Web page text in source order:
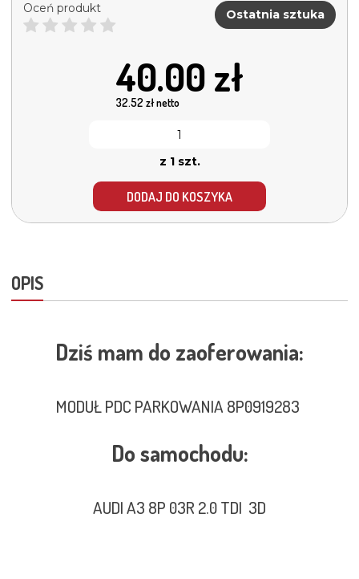
Oceń produkt Ostatnia sztuka
40.00 zł
32.52 zł netto
z 1 szt.
DODAJ DO KOSZYKA
OPIS
Dziś mam do zaoferowania:
MODUŁ PDC PARKOWANIA 8P0919283
Do samochodu:
AUDI A3 8P 03R 2.0 TDI 3D